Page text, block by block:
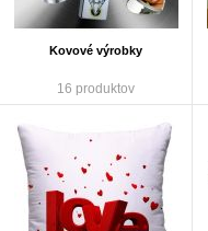
Kovové výrobky
16 produktov